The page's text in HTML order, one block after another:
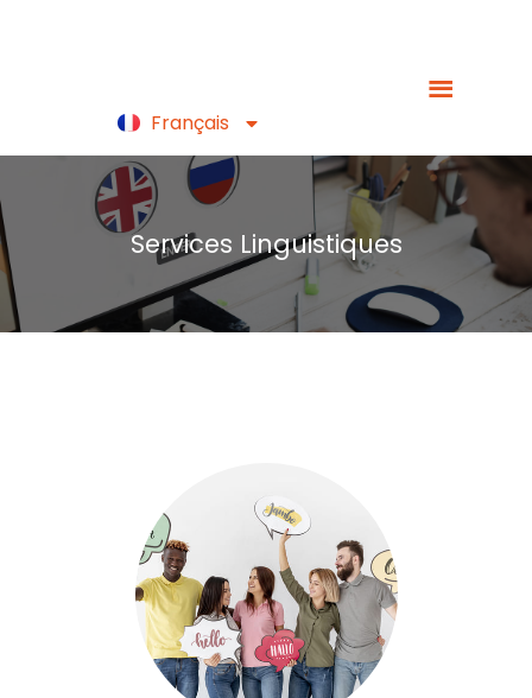
Français
English
Services Linguistiques